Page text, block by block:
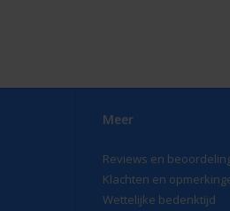
Meer
Reviews en
Klachten en
Wettelijke bedenktijd